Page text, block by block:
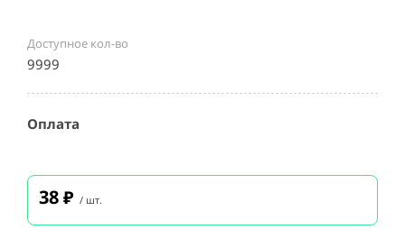
Доступное кол-во
9999
Оплата
38₽ / шт.